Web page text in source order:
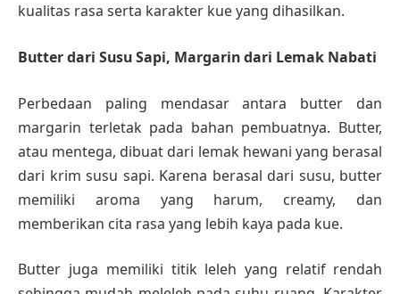
kualitas rasa serta karakter kue yang dihasilkan.
Butter dari Susu Sapi, Margarin dari Lemak Nabati
Perbedaan paling mendasar antara butter dan
margarin terletak pada bahan pembuatnya. Butter,
atau mentega, dibuat dari lemak hewani yang berasal
dari krim susu sapi. Karena berasal dari susu, butter
memiliki aroma yang harum, creamy, dan
memberikan cita rasa yang lebih kaya pada kue.
Butter juga memiliki titik leleh yang relatif rendah